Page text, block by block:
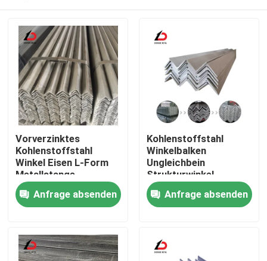
Zu Hause
Videos
Vorverzinktes
Kohlenstoffstahl
Winkel Eisen L-Form
Metallstange
Schwergewicht
Dauerhaft
Korrosionsbeständig
Anfrage absenden
Kohlenstoffstahl
Winkelbalken
Ungleichbein
Strukturwinkel
geeignet für
kundenspezifische
Fertigung und
Anfrage absenden